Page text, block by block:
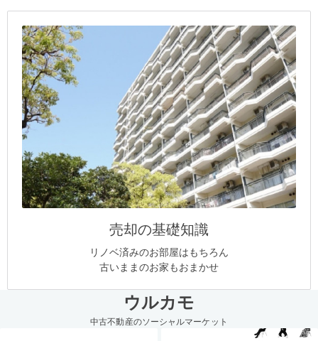
売却の基礎知識
リノベ済みのお部屋はもちろん
古いままのお家もおまかせ
ウルカモ
中古不動産のソーシャルマーケット